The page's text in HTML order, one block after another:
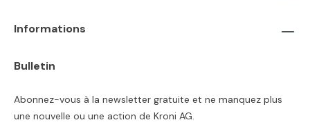
Informations
Bulletin
Abonnez-vous à la newsletter gratuite et ne manquez plus
une nouvelle ou une action de Kroni AG.